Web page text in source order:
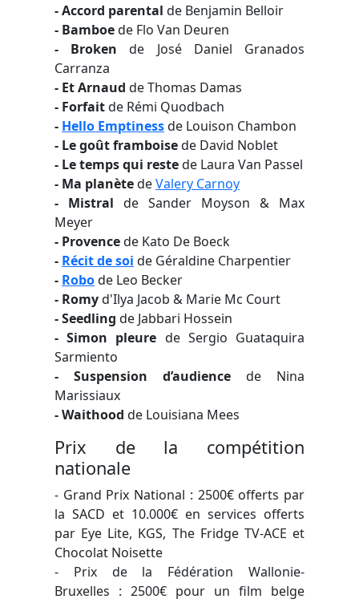
- Accord parental de Benjamin Belloir
- Bamboede Flo Van Deuren
- Broken de José Daniel Granados
Carranza
- Et Arnaud de Thomas Damas
- Forfaitde Rémi Quodbach
- Hello Emptinessde Louison Chambon
- Le goût framboisede David Noblet
- Le temps qui restede Laura Van Passel
- Ma planètedeValery Carnoy
- Mistral de Sander Moyson & Max
Meyer
- Provencede Kato De Boeck
- Récit de soi de Géraldine Charpentier
- Robode Leo Becker
- Romyd'Ilya Jacob & Marie Mc Court
- Seedling de Jabbari Hossein
- Simon pleure de Sergio Guataquira
Sarmiento
- Suspension d’audience de Nina
Marissiaux
- Waithood de Louisiana Mees
Prix de la compétition
nationale
- Grand Prix National : 2500€ offerts par
la SACD et 10.000€ en services offerts
par Eye Lite, KGS, The Fridge TV-ACE et
Chocolat Noisette
- Prix de la Fédération Wallonie-
Bruxelles : 2500€ pour un film belge